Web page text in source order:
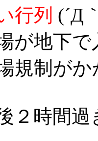
行列 (´Д
が地下
規制が
２時間